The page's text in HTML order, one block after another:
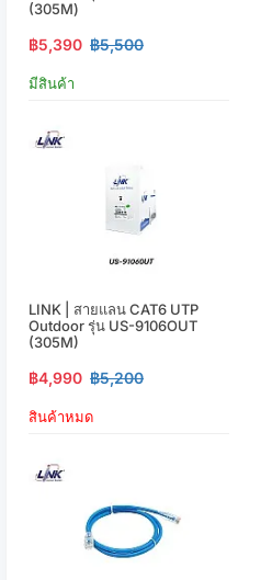
(305M)
฿5,390 ฿5,500
มีสินค้า
LINK | สายแลน CAT6 UTP
Outdoor รุ่น US-9106OUT
(305M)
฿4,990 ฿5,200
สินค้าหมด